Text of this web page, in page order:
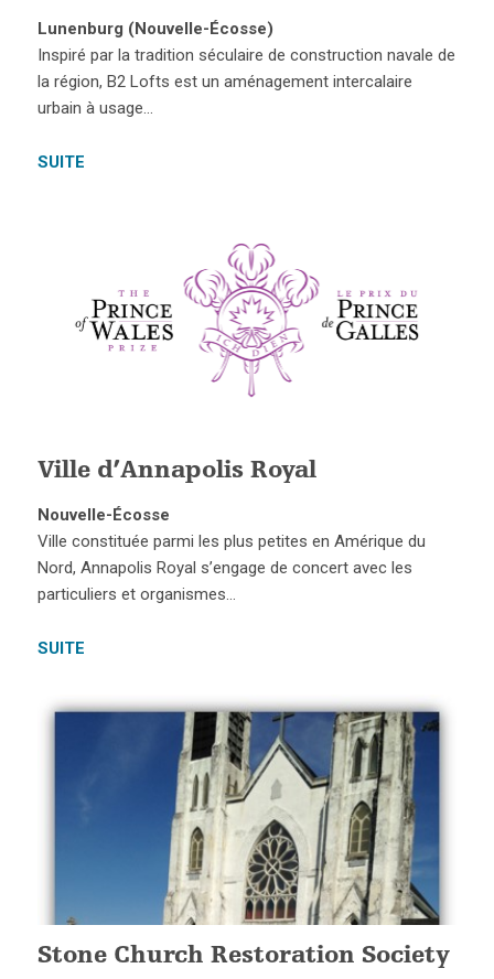
Lunenburg (Nouvelle-Écosse)
Inspiré par la tradition séculaire de construction navale de
la région, B2 Lofts est un aménagement intercalaire
urbain à usage…
SUITE
Ville d’Annapolis Royal
Nouvelle-Écosse
Ville constituée parmi les plus petites en Amérique du
Nord, Annapolis Royal s’engage de concert avec les
particuliers et organismes…
SUITE
Stone Church Restoration Society